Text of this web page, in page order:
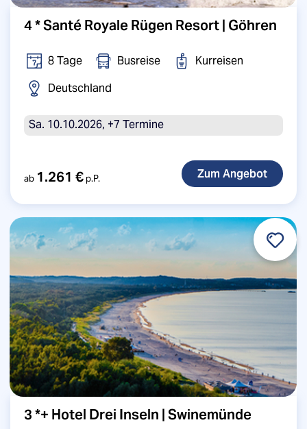
4 * Santé Royale Rügen Resort | Göhren
8 Tage Busreise
Kurreisen
Deutschland
Sa. 10.10.2026, +7 Termine
ab 1.261 €p.P.
3 *+ Hotel Drei Inseln | Swinemünde